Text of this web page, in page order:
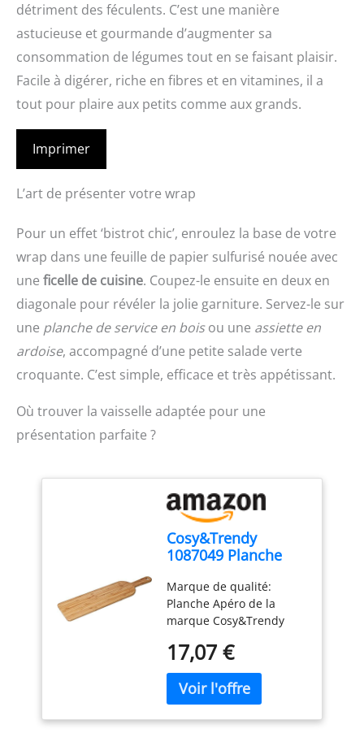
détriment des féculents. C’est une manière
astucieuse et gourmande d’augmenter sa
consommation de légumes tout en se faisant plaisir.
Facile à digérer, riche en fibres et en vitamines, il a
tout pour plaire aux petits comme aux grands.
Imprimer
L’art de présenter votre wrap
Pour un effet ‘bistrot chic’, enroulez la base de votre
wrap dans une feuille de papier sulfurisé nouée avec
une ficelle de cuisine. Coupez-le ensuite en deux en
diagonale pour révéler la jolie garniture. Servez-le sur
une planche de service en boisou une assiette en
ardoise, accompagné d’une petite salade verte
croquante. C’est simple, efficace et très appétissant.
Où trouver la vaisselle adaptée pour une
présentation parfaite ?
Cosy&Trendy
1087049 Planche
60x14.1xh1.5 Cm,
Beige
Marque de qualité:
Planche Apéro de la
marque Cosy&Trendy
produits de service
élégants Matériau
naturel: Planche
fabriquée en bois naturel
offrant authenticité et
17,07 €